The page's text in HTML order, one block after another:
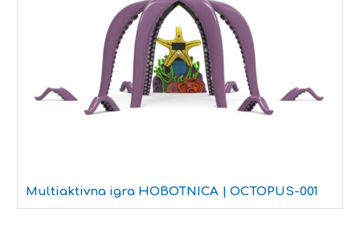
Multiaktivna igra HOBOTNICA | OCTOPUS-001